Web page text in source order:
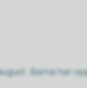
Barna har